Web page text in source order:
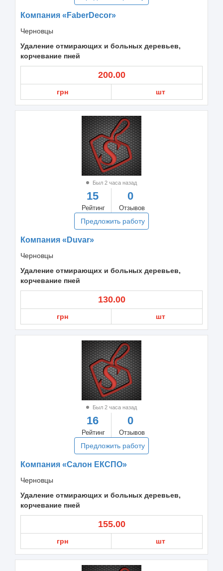
Компания «FaberDecor»
Черновцы
Удаление отмирающих и больных деревьев,
корчевание пней
200.00
грн шт
Был 2 часа назад
15
Рейтинг
0
Отзывов
Предложить работу
Компания «Duvar»
Черновцы
Удаление отмирающих и больных деревьев,
корчевание пней
130.00
грн шт
Был 2 часа назад
16
Рейтинг
0
Отзывов
Предложить работу
Компания «Салон ЕКСПО»
Черновцы
Удаление отмирающих и больных деревьев,
корчевание пней
155.00
грн шт